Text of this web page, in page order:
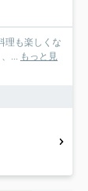
理も楽しくな
... もっと見